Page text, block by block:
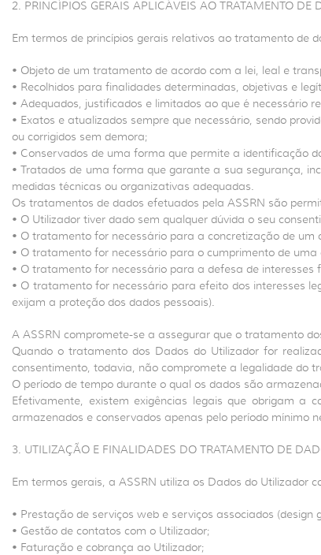
2. PRINCÍPIOS GERAIS APLICÁVEIS AO TRATAMENTO DE
Em termos de princípios gerais relativos ao tratamento de
• Objeto de um tratamento de acordo com a lei, leal e
• Recolhidos para finalidades determinadas, objetivas e
• Adequados, justificados e limitados ao que é
• Exatos e atualizados sempre que necessário, sendo
ou corrigidos sem demora;
• Conservados de uma forma que permite a identificação
• Tratados de uma forma que garante a sua segurança,
medidas técnicas ou organizativas adequadas.
Os tratamentos de dados efetuados pela ASSRN são
• O Utilizador tiver dado sem qualquer dúvida o seu
• O tratamento for necessário para a concretização de
• O tratamento for necessário para o cumprimento de
• O tratamento for necessário para a defesa de
• O tratamento for necessário para efeito dos interesses
exijam a proteção dos dados pessoais).
A ASSRN compromete-se a assegurar que o tratamento
Quando o tratamento dos Dados do Utilizador for
consentimento, todavia, não compromete a legalidade do
O período de tempo durante o qual os dados são
Efetivamente, existem exigências legais que obrigam a
armazenados e conservados apenas pelo período mínimo
3. UTILIZAÇÃO E FINALIDADES DO TRATAMENTO DE
Em termos gerais, a ASSRN utiliza os Dados do Utilizador
• Prestação de serviços web e serviços associados
• Gestão de contatos com o Utilizador;
• Faturação e cobrança ao Utilizador;